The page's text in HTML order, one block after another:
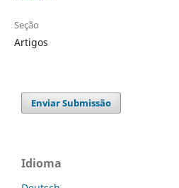
Seção
Artigos
Enviar Submissão
Idioma